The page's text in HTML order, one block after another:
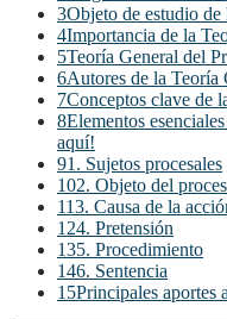
3Objeto de estudio
4Importancia de la
5Teoría General del
6Autores de la Teoría
7Conceptos clave de
8Elementos
aquí!
91. Sujetos procesales
102. Objeto del
113. Causa de la
124. Pretensión
135. Procedimiento
146. Sentencia
15Principales aportes